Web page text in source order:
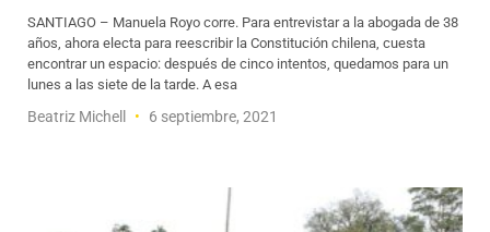
SANTIAGO – Manuela Royo corre. Para entrevistar a la abogada de 38
años, ahora electa para reescribir la Constitución chilena, cuesta
encontrar un espacio: después de cinco intentos, quedamos para un
lunes a las siete de la tarde. A esa
Beatriz Michell 6 septiembre, 2021